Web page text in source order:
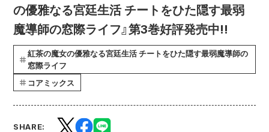
の優雅なる宮廷生活 チートをひた隠す最弱
魔導師の窓際ライフ』第3巻好評発売中!!
紅茶の魔女の優雅なる宮廷生活 チートをひた隠す最弱魔導師の
窓際ライフ
コアミックス
SHARE: